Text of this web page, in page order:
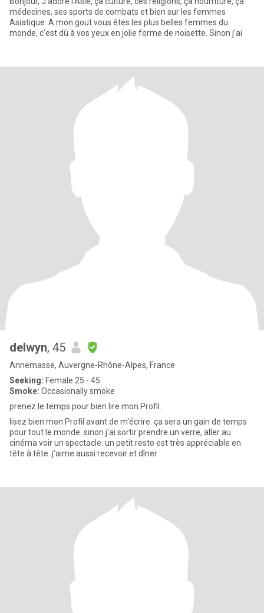
médecines, ses sports de combats et bien sur les femmes
Asiatique. A mon gout vous êtes les plus belles femmes du
monde, c’est dû à vos yeux en jolie forme de noisette. Sinon j’ai
delwyn, 45
Annemasse, Auvergne-Rhône-Alpes, France
Seeking: Female 25 - 45
Smoke: Occasionally smoke
prenez le temps pour bien lire mon Profil.
lisez bien mon Profil avant de m'écrire. ça sera un gain de temps
pour tout le monde. sinon j'ai sortir prendre un verre, aller au
cinéma voir un spectacle. un petit resto est très appréciable en
tête à tête. j'aime aussi recevoir et dîner